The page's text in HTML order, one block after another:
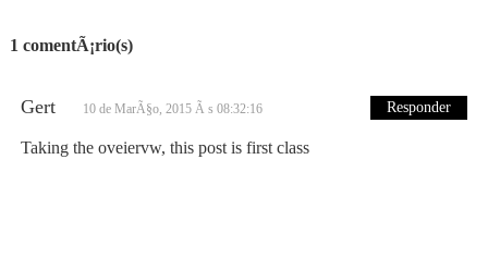
1 comentÃ¡rio(s)
Gert 10 de MarÃ§o, 2015 Ã s 08:32:16 Responder
Taking the oveiervw, this post is first class